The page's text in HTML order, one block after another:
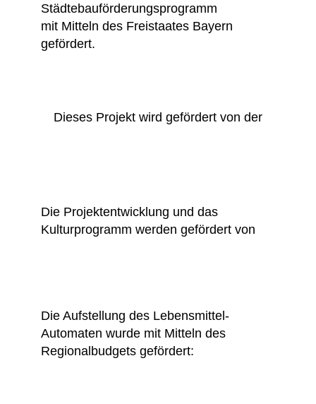
Städtebauförderungsprogramm
mit Mitteln des Freistaates Bayern
gefördert.
Dieses Projekt wird gefördert von der
Die Projektentwicklung und das
Kulturprogramm werden gefördert von
Die Aufstellung des Lebensmittel-
Automaten wurde mit Mitteln des
Regionalbudgets gefördert: